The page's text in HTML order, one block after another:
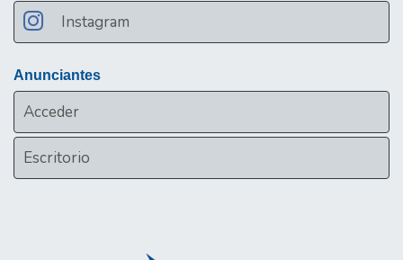
Instagram
Anunciantes
Acceder
Escritorio